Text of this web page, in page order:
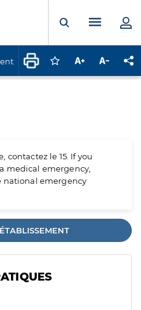
Ouvrir laMenu
Connectez-vous
Augmenter la
contactez le 15. If you
medical emergency,
national emergency